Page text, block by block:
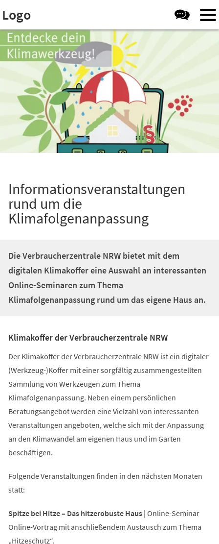
Assistenzsoftware
öffnen.
Logo
Informationsveranstaltungen
rund um die
Klimafolgenanpassung
Die Verbraucherzentrale NRW bietet mit dem
digitalen Klimakoffer eine Auswahl an interessanten
Online-Seminaren zum Thema
Klimafolgenanpassung rund um das eigene Haus an.
Klimakoffer der Verbraucherzentrale NRW
Der Klimakoffer der Verbraucherzentrale NRW ist ein digitaler
(Werkzeug-)Koffer mit einer sorgfältig zusammengestellten
Sammlung von Werkzeugen zum Thema
Klimafolgenanpassung. Neben einem persönlichen
Beratungsangebot werden eine Vielzahl von interessanten
Veranstaltungen angeboten, welche sich mit der Anpassung
an den Klimawandel am eigenen Haus und im Garten
beschäftigen.
Folgende Veranstaltungen finden in den nächsten Monaten
statt:
Spitze bei Hitze – Das hitzerobuste Haus| Online-Seminar
Online-Vortrag mit anschließendem Austausch zum Thema
„Hitzeschutz“.